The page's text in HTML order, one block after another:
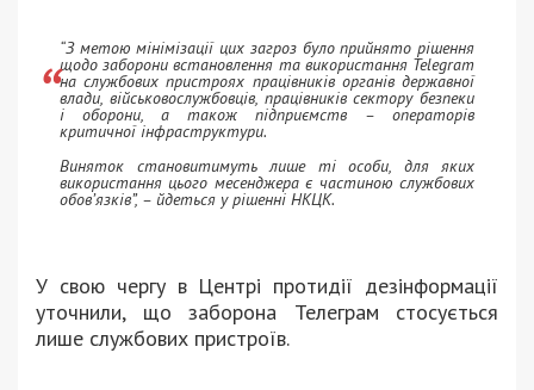
“З метою мінімізації цих загроз було прийнято рішення
щодо заборони встановлення та використання Telegram
на службових пристроях працівників органів державної
влади, військовослужбовців, працівників сектору безпеки
і оборони, а також підприємств – операторів
критичної інфраструктури.
Виняток становитимуть лише ті особи, для яких
використання цього месенджера є частиною службових
обов’язків”, – йдеться у рішенні НКЦК.
У свою чергу в Центрі протидії дезінформації
уточнили, що заборона Телеграм стосується
лише службових пристроїв.